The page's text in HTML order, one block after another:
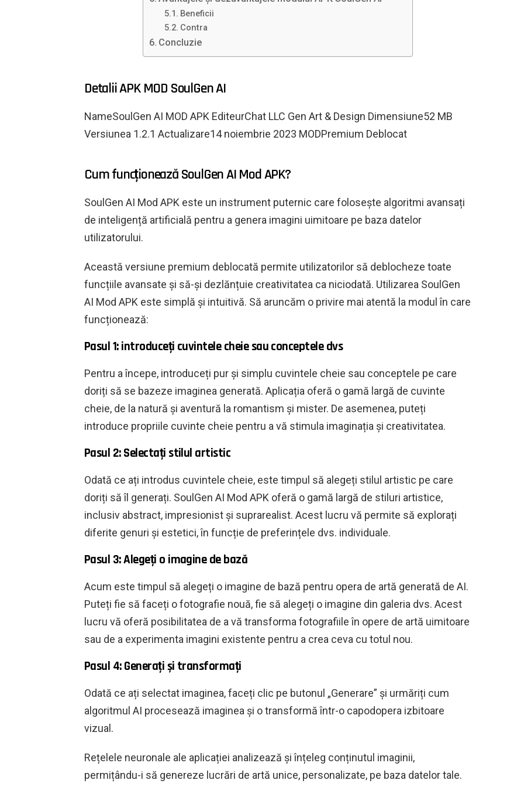
Beneficii
Contra
Concluzie
Detalii APK MOD SoulGen AI
NameSoulGen AI MOD APK EditeurChat LLC Gen Art & Design Dimensiune52 MB
Versiunea 1.2.1 Actualizare14 noiembrie 2023 MODPremium Deblocat
Cum funcționează SoulGen AI Mod APK?
SoulGen AI Mod APK este un instrument puternic care folosește algoritmi avansați
de inteligență artificială pentru a genera imagini uimitoare pe baza datelor
utilizatorului.
Această versiune premium deblocată permite utilizatorilor să deblocheze toate
funcțiile avansate și să-și dezlănțuie creativitatea ca niciodată. Utilizarea SoulGen
AI Mod APK este simplă și intuitivă. Să aruncăm o privire mai atentă la modul în care
funcționează:
Pasul 1: introduceți cuvintele cheie sau conceptele dvs
Pentru a începe, introduceți pur și simplu cuvintele cheie sau conceptele pe care
doriți să se bazeze imaginea generată. Aplicația oferă o gamă largă de cuvinte
cheie, de la natură și aventură la romantism și mister. De asemenea, puteți
introduce propriile cuvinte cheie pentru a vă stimula imaginația și creativitatea.
Pasul 2: Selectați stilul artistic
Odată ce ați introdus cuvintele cheie, este timpul să alegeți stilul artistic pe care
doriți să îl generați. SoulGen AI Mod APK oferă o gamă largă de stiluri artistice,
inclusiv abstract, impresionist și suprarealist. Acest lucru vă permite să explorați
diferite genuri și estetici, în funcție de preferințele dvs. individuale.
Pasul 3: Alegeți o imagine de bază
Acum este timpul să alegeți o imagine de bază pentru opera de artă generată de AI.
Puteți fie să faceți o fotografie nouă, fie să alegeți o imagine din galeria dvs. Acest
lucru vă oferă posibilitatea de a vă transforma fotografiile în opere de artă uimitoare
sau de a experimenta imagini existente pentru a crea ceva cu totul nou.
Pasul 4: Generați și transformați
Odată ce ați selectat imaginea, faceți clic pe butonul „Generare” și urmăriți cum
algoritmul AI procesează imaginea și o transformă într-o capodopera izbitoare
vizual.
Rețelele neuronale ale aplicației analizează și înțeleg conținutul imaginii,
permițându-i să genereze lucrări de artă unice, personalizate, pe baza datelor tale.